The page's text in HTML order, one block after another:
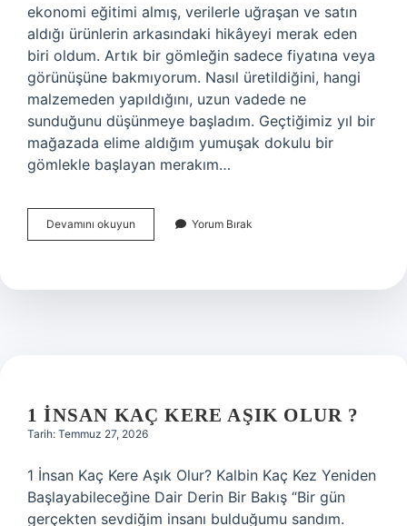
ekonomi eğitimi almış, verilerle uğraşan ve satın
aldığı ürünlerin arkasındaki hikâyeyi merak eden
biri oldum. Artık bir gömleğin sadece fiyatına veya
görünüşüne bakmıyorum. Nasıl üretildiğini, hangi
malzemeden yapıldığını, uzun vadede ne
sunduğunu düşünmeye başladım. Geçtiğimiz yıl bir
mağazada elime aldığım yumuşak dokulu bir
gömlekle başlayan merakım…
Devamını okuyun
viskos
?
Yorum Bırak
1 INSAN KAÇ KERE AŞIK OLUR ?
Tarih: Temmuz 27, 2026
1 İnsan Kaç Kere Aşık Olur? Kalbin Kaç Kez Yeniden
Başlayabileceğine Dair Derin Bir Bakış “Bir gün
gerçekten sevdiğim insanı bulduğumu sandım.